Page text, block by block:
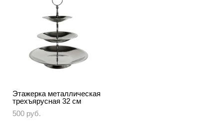
Этажерка металлическая
трехъярусная 32 см
500 pуб.